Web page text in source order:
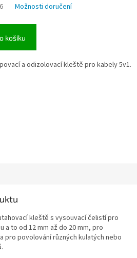
Možnosti doručení
košíku
a odizolovací kleště pro kabely 5v1.
kleště s vysouvací čelistí pro
a to od 12 mm až do 20 mm, pro
pro povolování různých kulatých nebo